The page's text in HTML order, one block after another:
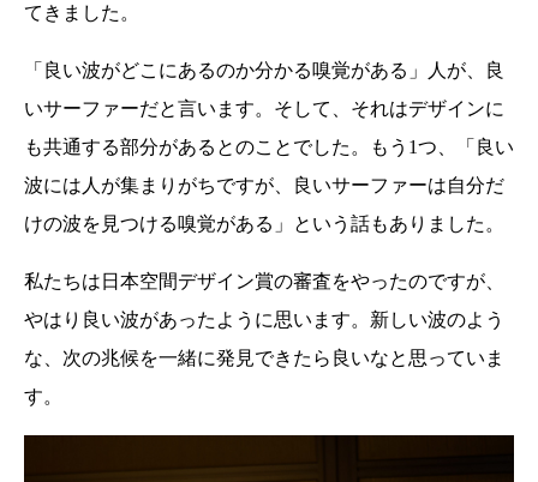
てきました。
「良い波がどこにあるのか分かる嗅覚がある」人が、良
いサーファーだと言います。そして、それはデザインに
も共通する部分があるとのことでした。もう1つ、「良い
波には人が集まりがちですが、良いサーファーは自分だ
けの波を見つける嗅覚がある」という話もありました。
私たちは日本空間デザイン賞の審査をやったのですが、
やはり良い波があったように思います。新しい波のよう
な、次の兆候を一緒に発見できたら良いなと思っていま
す。